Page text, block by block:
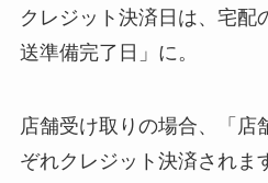
クレジット決済日は、宅配
送準備完了日」に。
店舗受け取りの場合、「店
ぞれクレジット決済されま